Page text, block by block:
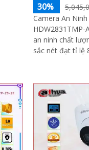
30%
Camera An Ninh
HDW2831TMP-
an ninh chất
sắc nét đạt tỉ lệ 8.0